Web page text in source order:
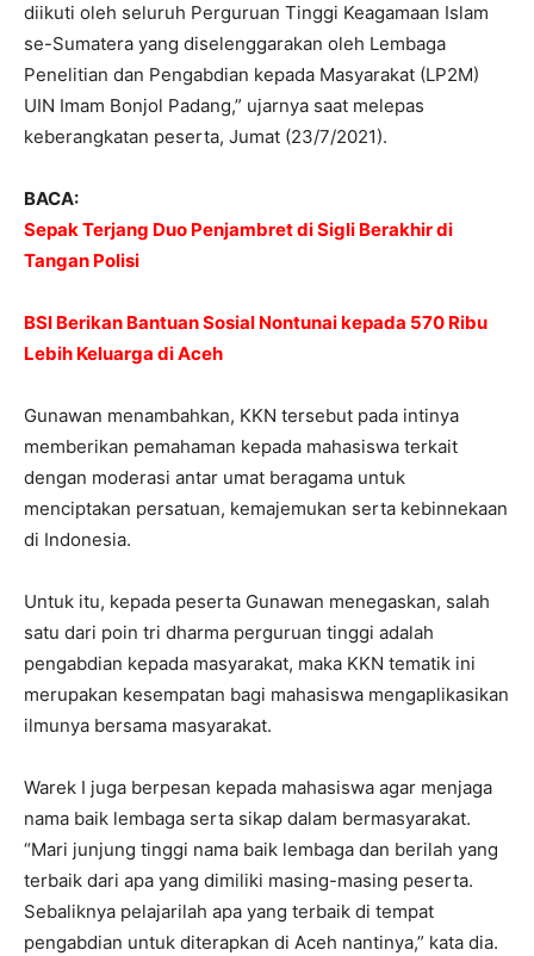
diikuti oleh seluruh Perguruan Tinggi Keagamaan Islam
se-Sumatera yang diselenggarakan oleh Lembaga
Penelitian dan Pengabdian kepada Masyarakat (LP2M)
UIN Imam Bonjol Padang,” ujarnya saat melepas
keberangkatan peserta, Jumat (23/7/2021).
BACA:
Sepak Terjang Duo Penjambret di Sigli Berakhir di
Tangan Polisi
BSI Berikan Bantuan Sosial Nontunai kepada 570 Ribu
Lebih Keluarga di Aceh
Gunawan menambahkan, KKN tersebut pada intinya
memberikan pemahaman kepada mahasiswa terkait
dengan moderasi antar umat beragama untuk
menciptakan persatuan, kemajemukan serta kebinnekaan
di Indonesia.
Untuk itu, kepada peserta Gunawan menegaskan, salah
satu dari poin tri dharma perguruan tinggi adalah
pengabdian kepada masyarakat, maka KKN tematik ini
merupakan kesempatan bagi mahasiswa mengaplikasikan
ilmunya bersama masyarakat.
Warek I juga berpesan kepada mahasiswa agar menjaga
nama baik lembaga serta sikap dalam bermasyarakat.
“Mari junjung tinggi nama baik lembaga dan berilah yang
terbaik dari apa yang dimiliki masing-masing peserta.
Sebaliknya pelajarilah apa yang terbaik di tempat
pengabdian untuk diterapkan di Aceh nantinya,” kata dia.